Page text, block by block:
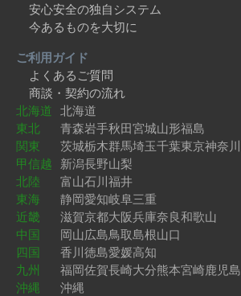
安心安全の独自システム
今あるものを大切に
ご利用ガイド
よくあるご質問
商談・契約の流れ
北海道 北海道
東北
青森岩手秋田宮城山形福島
関東
茨城栃木群馬埼玉千葉東京神奈川
甲信越 新潟長野山梨
北陸
富山石川福井
東海
静岡愛知岐阜三重
近畿
滋賀京都大阪兵庫奈良和歌山
中国
岡山広島鳥取島根山口
四国
香川徳島愛媛高知
九州
福岡佐賀長崎大分熊本宮崎鹿児島
沖縄
沖縄